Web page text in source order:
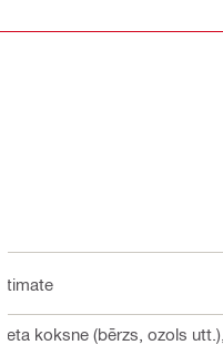
Ultimate
Cieta koksne (bērzs, ozols